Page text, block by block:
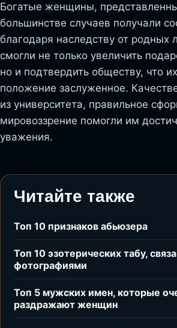
Богатые женщины,
большинстве случаев получали
благодаря наследству от родных
смогли не только увеличить
но и подтвердить обществу, что
положение заслуженное.
из университета, правильное
мировоззрение помогли им
уважения.
Читайте также
Топ 10 признаков абьюзера
Топ 10 эзотерических табу,
фотографиями
Топ 5 мужских имен, которые
раздражают женщин